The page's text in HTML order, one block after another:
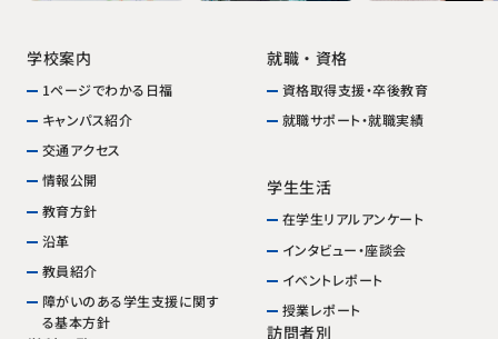
学校案内
1ページでわかる日福
キャンパス紹介
交通アクセス
情報公開
教育方針
沿革
教員紹介
障がいのある学生支援に関す
る基本方針
就職・資格
資格取得支援・卒後教育
就職サポート・就職実績
学生生活
在学生リアルアンケート
インタビュー・座談会
イベントレポート
授業レポート
訪問者別